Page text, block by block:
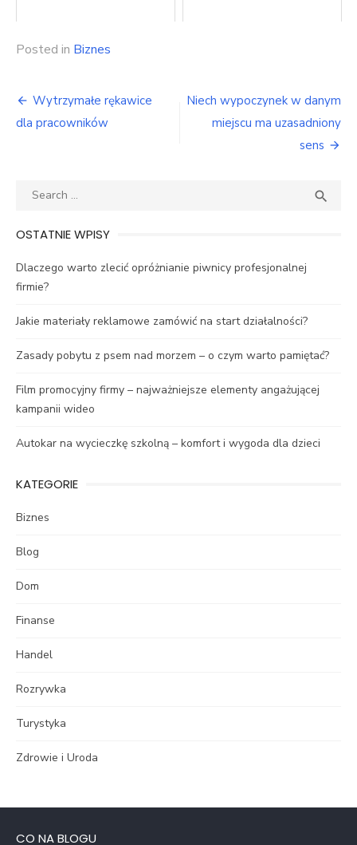
Posted in Biznes
Nawigacja
wpisu
Wytrzymałe rękawice
dla pracowników
Niech wypoczynek w danym
miejscu ma uzasadniony
sens
Search

OSTATNIE WPISY
Dlaczego warto zlecić opróżnianie piwnicy profesjonalnej
firmie?
Jakie materiały reklamowe zamówić na start działalności?
Zasady pobytu z psem nad morzem – o czym warto pamiętać?
Film promocyjny firmy – najważniejsze elementy angażującej
kampanii wideo
Autokar na wycieczkę szkolną – komfort i wygoda dla dzieci
KATEGORIE
Biznes
Blog
Dom
Finanse
Handel
Rozrywka
Turystyka
Zdrowie i Uroda
CO NA BLOGU